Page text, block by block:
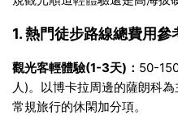
1. 熱門徒步路線總費用參
觀光客輕體驗(1-3天)： 50-
人)。以博卡拉周邊的薩朗科
常規旅行的休閑加分項。